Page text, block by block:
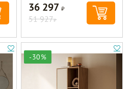
36 297Р
51 927Р
-30%